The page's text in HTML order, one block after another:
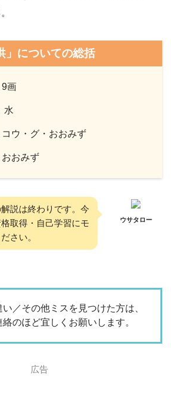
」についての総括
画
水
ウ・グ・おおみず
おみず
説は終わりです。今
取得・自己学習にモ
さい。
ウサタロー
／その他ミスを見つけた方は、
絡のほど宜しくお願いします。
広告